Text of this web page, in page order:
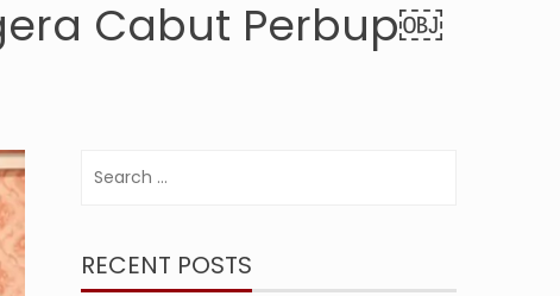
Cabut Perbup￼
RECENT POSTS